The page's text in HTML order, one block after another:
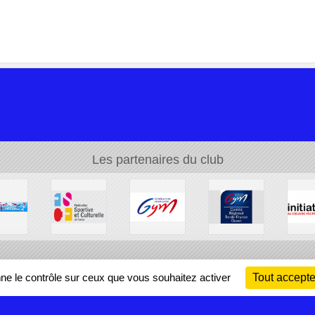
Les partenaires du club
le contrôle sur ceux que vous souhaitez activer Tout